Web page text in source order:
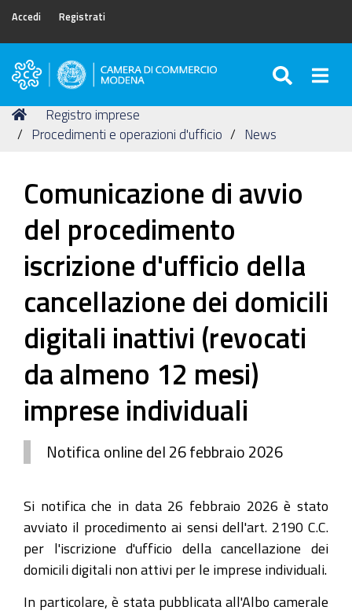
Accedi Registrati
Camera
Commercio
di
Tu
sei
Home
Registro imprese
Procedimenti e operazioni d'ufficio
News
Comunicazione di avvio
del procedimento
iscrizione d'ufficio della
cancellazione dei domicili
digitali inattivi (revocati
da almeno 12 mesi)
imprese individuali
Notifica online del 26 febbraio 2026
Si notifica che in data 26 febbraio 2026 è stato
avviato il procedimento ai sensi dell'art. 2190 C.C.
per l'iscrizione d'ufficio della cancellazione dei
domicili digitali non attivi per le imprese individuali.
In particolare, è stata pubblicata all'Albo camerale